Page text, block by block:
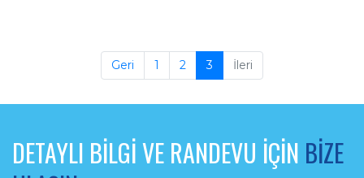
Geri 1 2 3 İleri
DETAYLI BİLGİ VE RANDEVU İÇİN BİZE